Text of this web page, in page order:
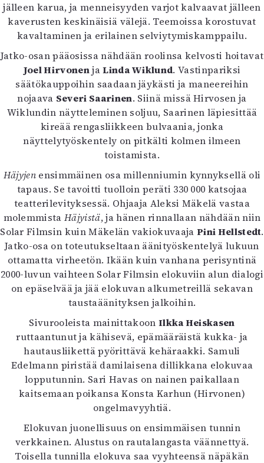
Info
Tilaus ja irtonumerot
Toimitus
Mediatiedot
Kaltio ry
jälleen karua, ja menneisyyden varjot kalvaavat jälleen
kaverusten keskinäisiä välejä. Teemoissa korostuvat
kavaltaminen ja erilainen selviytymiskamppailu.
Jatko-osan pääosissa nähdään roolinsa kelvosti hoitavat
Joel HirvonenjaLinda Wiklund. Vastinpariksi
säätökauppoihin saadaan jäykästi ja maneereihin
nojaava Severi Saarinen. Siinä missä Hirvosen ja
Wiklundin näytteleminen soljuu, Saarinen läpiesittää
kireää rengasliikkeen bulvaania, jonka
näyttelytyöskentely on pitkälti kolmen ilmeen
toistamista.
Häjyjen ensimmäinen osa millenniumin kynnyksellä oli
tapaus. Se tavoitti tuolloin peräti 330 000 katsojaa
teatterilevityksessä. Ohjaaja Aleksi Mäkelä vastaa
molemmistaHäjyistä, ja hänen rinnallaan nähdään niin
Solar Filmsin kuin Mäkelän vakiokuvaaja Pini Hellstedt.
Jatko-osa on toteutukseltaan äänityöskentelyä lukuun
ottamatta virheetön. Ikään kuin vanhana perisyntinä
2000-luvun vaihteen Solar Filmsin elokuviin alun dialogi
on epäselvää ja jää elokuvan alkumetreillä sekavan
taustaäänityksen jalkoihin.
Sivurooleista mainittakoon Ilkka Heiskasen
ruttaantunut ja kähisevä, epämääräistä kukka- ja
hautausliikettä pyörittävä kehäraakki. Samuli
Edelmann piristää damilaisena dillikkana elokuvaa
lopputunnin. Sari Havas on nainen paikallaan
kaitsemaan poikansa Konsta Karhun (Hirvonen)
ongelmavyyhtiä.
Elokuvan juonellisuus on ensimmäisen tunnin
verkkainen. Alustus on rautalangasta väännettyä.
Toisella tunnilla elokuva saa vyyhteensä näpäkän